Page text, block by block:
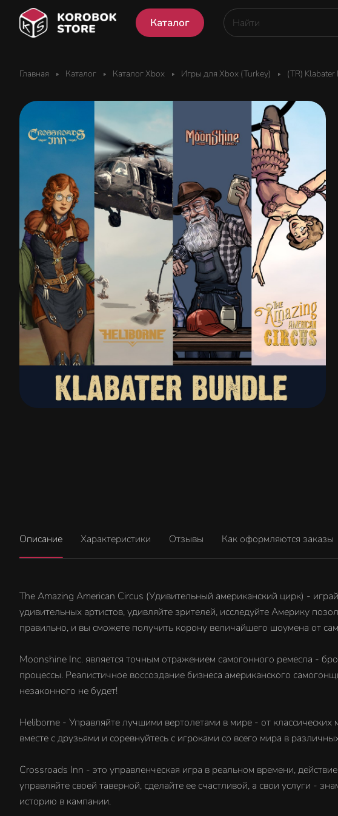
Каталог
Главная Каталог Каталог Xbox Игры для Xbox (Turkey) (TR)
Описание Характеристики Отзывы Как оформляются заказы
The Amazing American Circus (Удивительный американский цирк) -
удивительных артистов, удивляйте зрителей, исследуйте Америку
правильно, и вы сможете получить корону величайшего шоумена от
Moonshine Inc. является точным отражением самогонного ремесла -
процессы. Реалистичное воссоздание бизнеса американского
незаконного не будет!
Heliborne - Управляйте лучшими вертолетами в мире - от
вместе с друзьями и соревнуйтесь с игроками со всего мира в
Crossroads Inn - это управленческая игра в реальном времени,
управляйте своей таверной, сделайте ее счастливой, а свои услуги -
историю в кампании.